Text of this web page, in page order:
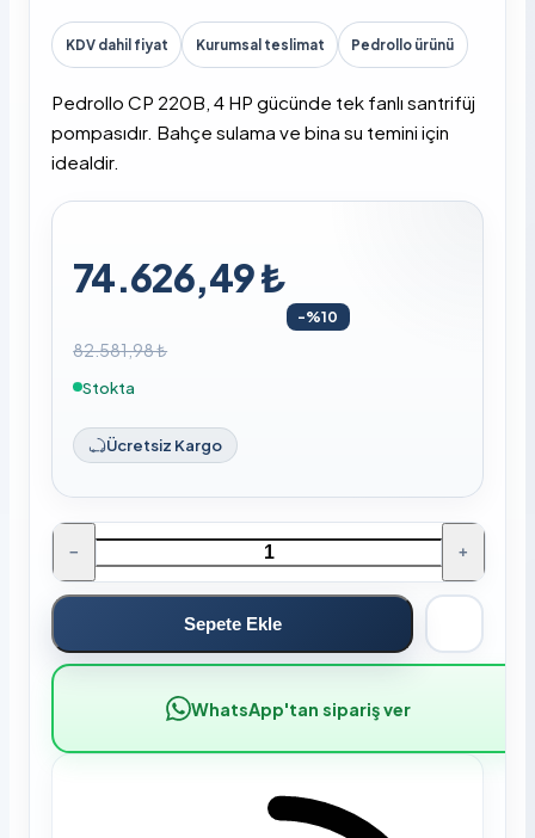
KDV dahil fiyat Kurumsal teslimat Pedrollo ürünü
Pedrollo CP 220B, 4 HP gücünde tek fanlı santrifüj
pompasıdır. Bahçe sulama ve bina su temini için
idealdir.
74.626,49 ₺
-%10
82.581,98 ₺
Stokta
Ücretsiz Kargo
− +
Sepete Ekle
WhatsApp'tan sipariş ver